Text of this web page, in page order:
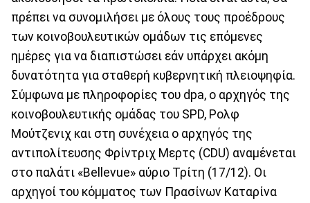
πρέπει να συνομιλήσει με όλους τους προέδρους
των κοινοβουλευτικών ομάδων τις επόμενες
ημέρες για να διαπιστώσει εάν υπάρχει ακόμη
δυνατότητα για σταθερή κυβερνητική πλειοψηφία.
Σύμφωνα με πληροφορίες του dpa, ο αρχηγός της
κοινοβουλευτικής ομάδας του SPD, Ρολφ
Μούτζενιχ και στη συνέχεια ο αρχηγός της
αντιπολίτευσης Φρίντριχ Μερτς (CDU) αναμένεται
στο παλάτι «Bellevue» αύριο Τρίτη (17/12). Οι
αρχηγοί του κόμματος των Πρασίνων Καταρίνα